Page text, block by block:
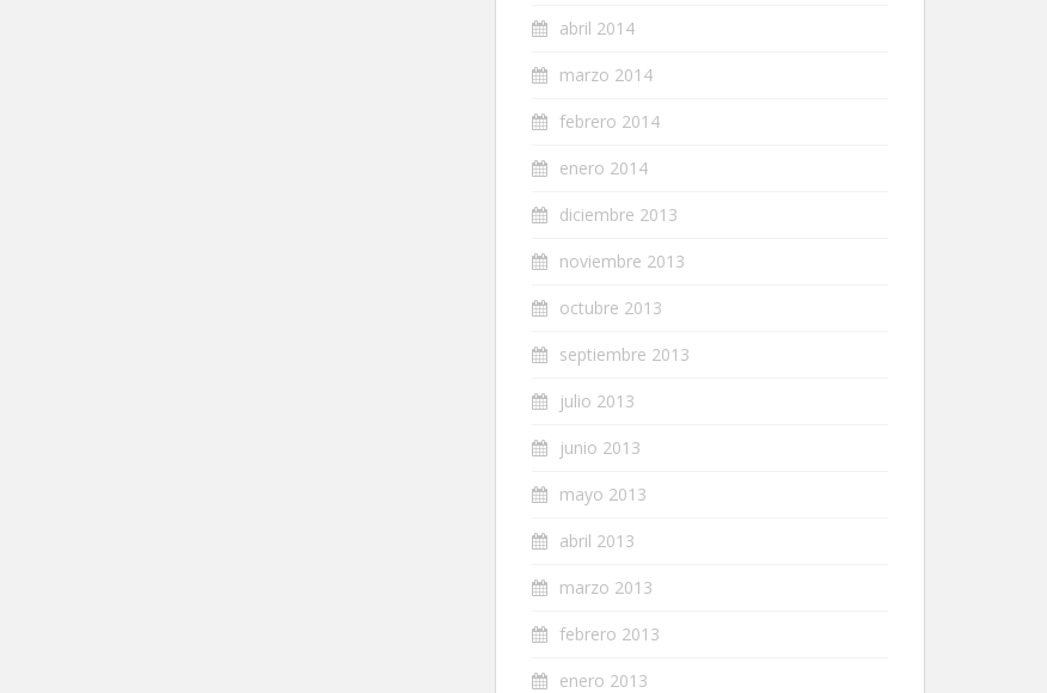
abril 2014
marzo 2014
febrero 2014
enero 2014
diciembre 2013
noviembre 2013
octubre 2013
septiembre 2013
julio 2013
junio 2013
mayo 2013
abril 2013
marzo 2013
febrero 2013
enero 2013